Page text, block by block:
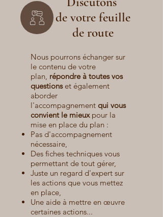
de votre feuille
de route
Nous pourrons échanger sur
le contenu de votre
plan, répondre à toutes vos
questionset également
aborder
l'accompagnement qui vous
convient le mieuxpour la
mise en place du plan :
Pas d'accompagnement
nécessaire,​
Des fiches techniques vous
permettant de tout gérer,
Juste un regard d'expert sur
les actions que vous mettez
en place,
Une aide à mettre en œuvre
certaines actions...